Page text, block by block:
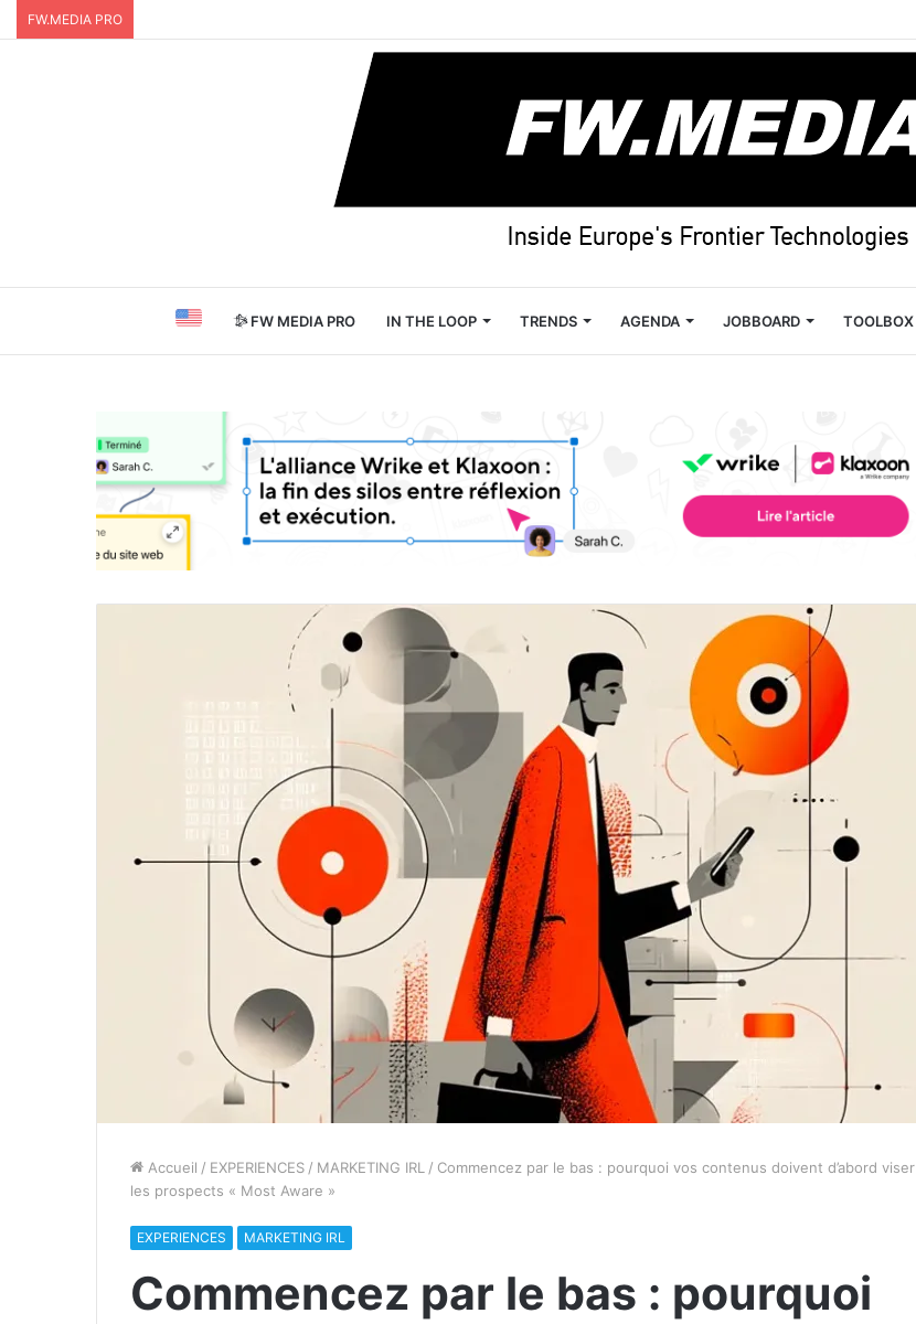
FW.MEDIA PRO
FW MEDIA PRO IN THE LOOP TRENDS AGENDA JOBBOARD TOOLBOX
Accueil / EXPERIENCES / MARKETING IRL / Commencez par le bas : pourquoi vos contenus doivent d’abord viser
les prospects « Most Aware »
EXPERIENCES MARKETING IRL
Commencez par le bas : pourquoi